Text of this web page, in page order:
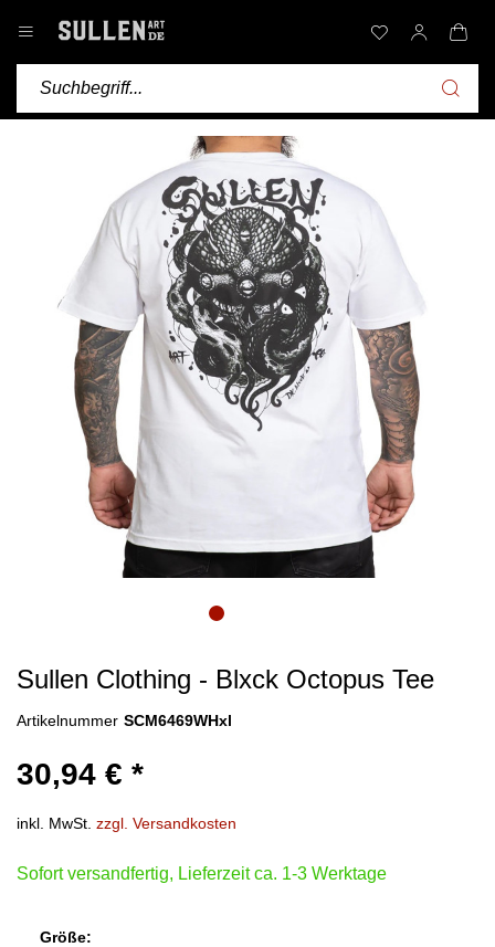
Sullen Clothing - Blxck Octopus Tee
Artikelnummer SCM6469WHxl
30,94 € *
inkl. MwSt. zzgl. Versandkosten
Sofort versandfertig, Lieferzeit ca. 1-3 Werktage
Größe: